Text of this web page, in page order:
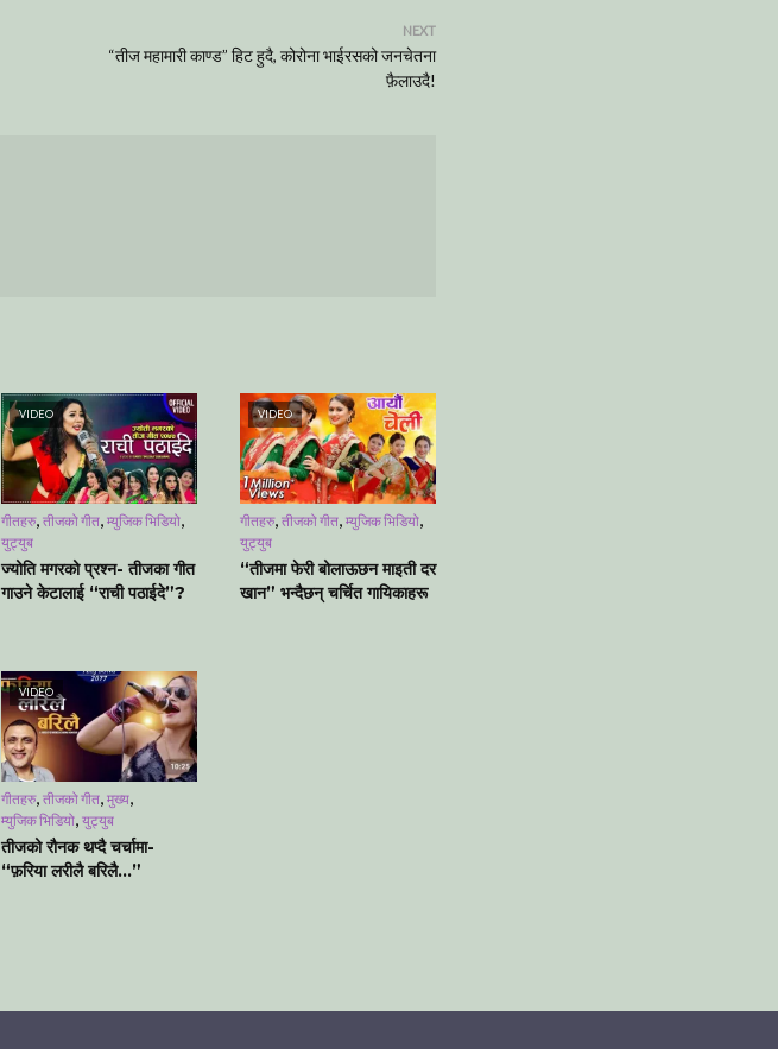
NEXT
“तीज महामारी काण्ड” हिट हुदै, कोरोना भाईरसको जनचेतना
फ़ैलाउदै!
VIDEO
गीतहरु, तीजको गीत म्युजिक भिडियो
युट्युब
ज्योति मगरको प्रश्न- तीजका गीत
गाउने केटालाई “राची पठाईदे”?
VIDEO
गीतहरु, तीजको गीत म्युजिक भिडियो
युट्युब
“तीजमा फेरी बोलाऊछन माइती दर
खान” भन्दैछन् चर्चित गायिकाहरू
VIDEO
गीतहरु, तीजको गीत मुख्य
म्युजिक भिडियो युट्युब
तीजको रौनक थप्दै चर्चामा-
“फ़रिया लरीलै बरिलै…”